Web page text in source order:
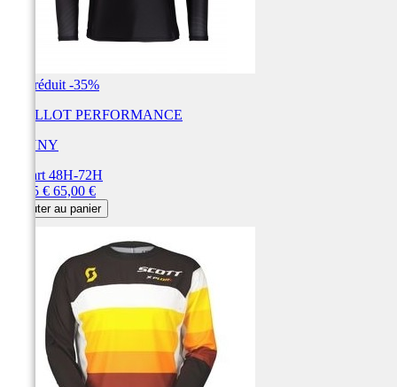
Prix réduit -35%
MAILLOT PERFORMANCE
KENNY
Départ 48H-72H
42,25 € Prix
de
base
65,00 €
Ajouter au panier